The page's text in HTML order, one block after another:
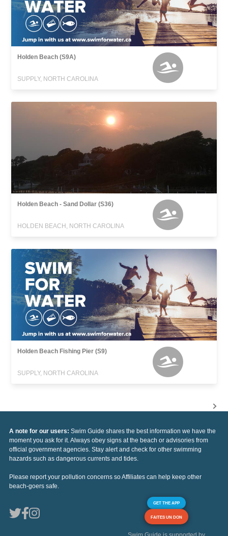
Holden Beach (S9A)
SUPPLY, NORTH CAROLINA
Holden Beach - Sand Dollar (S36)
HOLDEN BEACH, NORTH CAROLINA
Holden Beach Fishing Pier (S9)
SUPPLY, NORTH CAROLINA
A note for our users: Swim Guide shares the best information we have the
moment you ask for it. Always obey signs at the beach or advisories from
official government agencies. Stay alert and check for other swimming
hazards such as dangerous currents and tides.
Please report your pollution concerns so Affiliates can help keep other
beach-goers safe.
GET THE APP
FAITES UN DON